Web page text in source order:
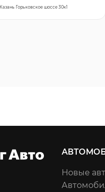
Казань Горьковское шоссе 30к1
Новые